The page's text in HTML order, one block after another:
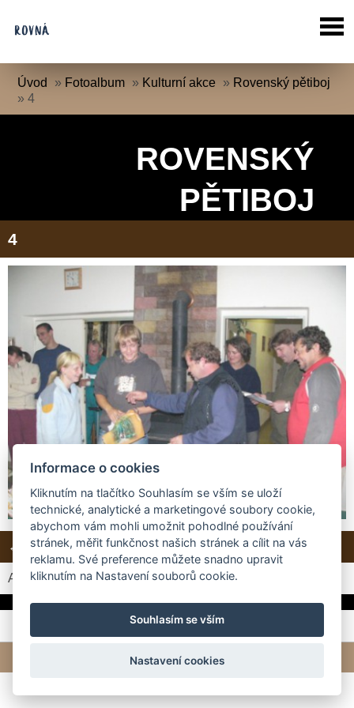
Úvod » Fotoalbum » Kulturní akce » Rovenský pětiboj
»4
ROVENSKÝ
PĚTIBOJ
4
← Předchozí Další → Zpět do složky
Automatické procházení: 3|4|5| 6|7(čas ve vteřinách)
© 2026 eStránky.cz | Tvorba webových stránek
Informace o cookies
Kliknutím na tlačítko Souhlasím se vším se uloží
technické, analytické a marketingové soubory cookie,
abychom vám mohli umožnit pohodlné používání
stránek, měřit funkčnost našich stránek a cílit na vás
reklamu. Své preference můžete snadno upravit
kliknutím na Nastavení souborů cookie.
Souhlasím se vším
Nastavení cookies